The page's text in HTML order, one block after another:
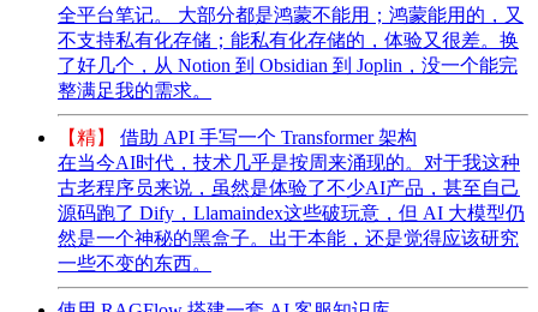
全平台笔记。 大部分都是鸿蒙不能用；鸿蒙能用的，又
不支持私有化存储；能私有化存储的，体验又很差。换
了好几个，从 Notion 到 Obsidian 到 Joplin，没一个能完
整满足我的需求。
【精】
借助 API 手写一个 Transformer 架构
在当今AI时代，技术几乎是按周来涌现的。对于我这种
古老程序员来说，虽然是体验了不少AI产品，甚至自己
源码跑了 Dify，Llamaindex这些破玩意，但 AI 大模型仍
然是一个神秘的黑盒子。出于本能，还是觉得应该研究
一些不变的东西。